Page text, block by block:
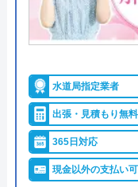
※クチコミの内容について
う
2 か
スムーズに対
イレの交換部
株式会社クリ
クリーンライフは
休日・深夜も出
ています。
指定給水装置工事
水道局指定業者
出張・見積もり無料
365日対応
現金以外の支払い